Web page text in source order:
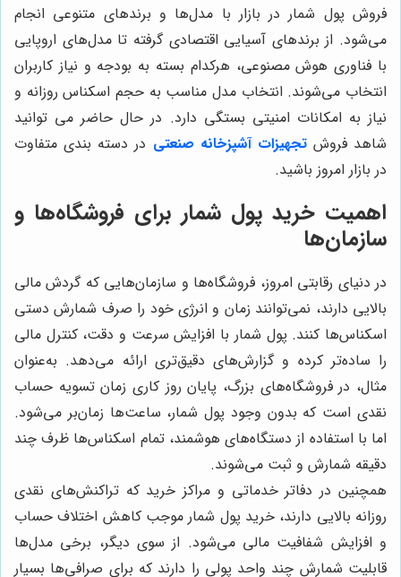
فروش پول شمار در بازار با مدل‌ها و برندهای متنوعی انجام
می‌شود. از برندهای آسیایی اقتصادی گرفته تا مدل‌های اروپایی
با فناوری هوش مصنوعی، هرکدام بسته به بودجه و نیاز کاربران
انتخاب می‌شوند. انتخاب مدل مناسب به حجم اسکناس روزانه و
نیاز به امکانات امنیتی بستگی دارد. در حال حاضر می توانید
شاهد فروشتجهیزات آشپزخانه صنعتی در دسته بندی متفاوت
در بازار امروز باشید.
اهمیت خرید پول شمار برای فروشگاه‌ها و
سازمان‌ها
در دنیای رقابتی امروز، فروشگاه‌ها و سازمان‌هایی که گردش مالی
بالایی دارند، نمی‌توانند زمان و انرژی خود را صرف شمارش دستی
اسکناس‌ها کنند. پول شمار با افزایش سرعت و دقت، کنترل مالی
را ساده‌تر کرده و گزارش‌های دقیق‌تری ارائه می‌دهد. به‌عنوان
مثال، در فروشگاه‌های بزرگ، پایان روز کاری زمان تسویه حساب
نقدی است که بدون وجود پول شمار، ساعت‌ها زمان‌بر می‌شود.
اما با استفاده از دستگاه‌های هوشمند، تمام اسکناس‌ها ظرف چند
دقیقه شمارش و ثبت می‌شوند.
همچنین در دفاتر خدماتی و مراکز خرید که تراکنش‌های نقدی
روزانه بالایی دارند، خرید پول شمار موجب کاهش اختلاف حساب
و افزایش شفافیت مالی می‌شود. از سوی دیگر، برخی مدل‌ها
قابلیت شمارش چند واحد پولی را دارند که برای صرافی‌ها بسیار